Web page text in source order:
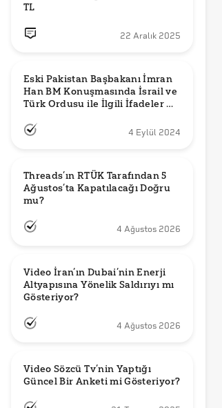
TL
22 Aralık 2025
Eski Pakistan Başbakanı İmran
Han BM Konuşmasında İsrail ve
Türk Ordusu ile İlgili İfadeler mi
4 Eylül 2024
Threads’ın RTÜK Tarafından 5
Ağustos’ta Kapatılacağı Doğru
mu?
4 Ağustos 2026
Video İran’ın Dubai’nin Enerji
Altyapısına Yönelik Saldırıyı mı
Gösteriyor?
4 Ağustos 2026
Video Sözcü Tv’nin Yaptığı
Güncel Bir Anketi mi Gösteriyor?